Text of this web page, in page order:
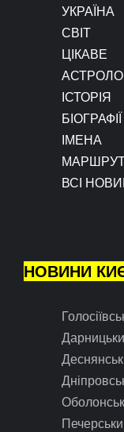
УКРАЇНА
СВІТ
ЦІКАВЕ
ІСТОРІЯ
БІОГРАФІЇ
ІМЕНА
ВСІ
НОВИНИ